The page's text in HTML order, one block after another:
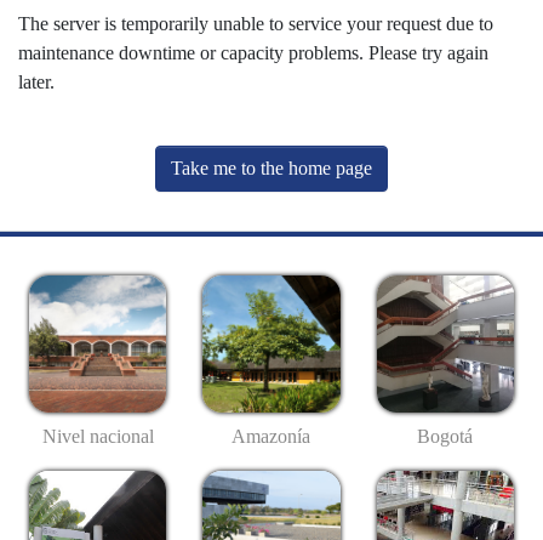
The server is temporarily unable to service your request due to
maintenance downtime or capacity problems. Please try again
later.
Take me to the home page
Nivel nacional Amazonía Bogotá